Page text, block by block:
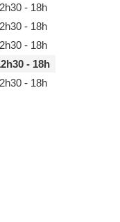
- 18h
- 18h
- 18h
- 18h
- 18h